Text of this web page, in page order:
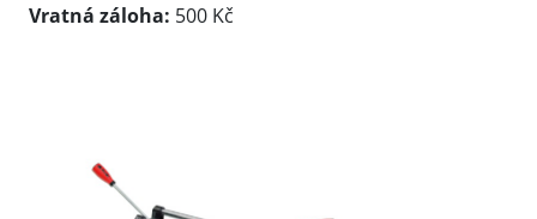
Vratná záloha: 500 Kč